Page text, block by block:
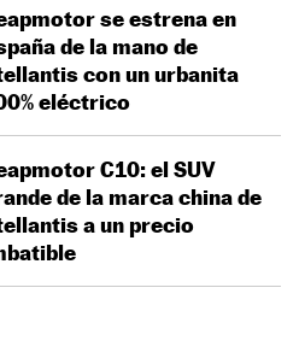
se estrena en
de la mano de
con un urbanita
eléctrico
C10: el SUV
de la marca china de
a un precio